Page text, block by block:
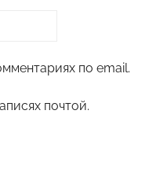
по email.
почтой.